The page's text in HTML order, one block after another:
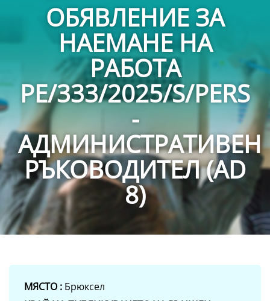
ОБЯВЛЕНИЕ ЗА
НАЕМАНЕ НА
РАБОТА
PE/333/2025/S/PERS
-
АДМИНИСТРАТИВЕН
РЪКОВОДИТЕЛ (AD
8)
МЯСТО : Брюксел